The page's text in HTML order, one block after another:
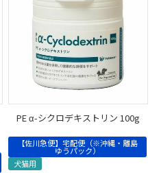
PE α-シクロデキストリン 100g
【佐川急便】宅配便（※沖縄・離島
ゆうパック）
犬猫用